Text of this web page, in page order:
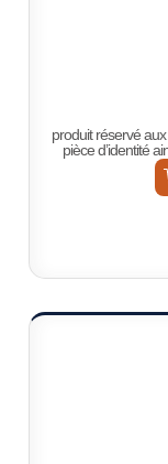
produit réservé
pièce d’identité